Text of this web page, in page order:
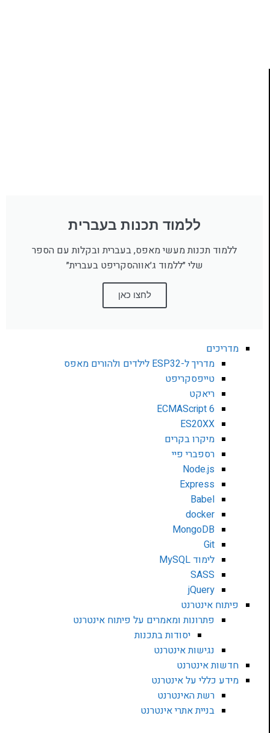
ללמוד תכנות בעברית
ללמוד תכנות מעשי מאפס, בעברית ובקלות עם הספר
שלי ״ללמוד ג׳אווהסקריפט בעברית״
לחצו כאן
מדריכים
מדריך ל-ESP32 לילדים ולהורים מאפס
טייפסקריפט
ריאקט
ECMAScript 6
ES20XX
מיקרו בקרים
רספברי פיי
Node.js
Express
Babel
docker
MongoDB
Git
לימוד MySQL
SASS
jQuery
פיתוח אינטרנט
פתרונות ומאמרים על פיתוח אינטרנט
יסודות בתכנות
נגישות אינטרנט
חדשות אינטרנט
מידע כללי על אינטרנט
רשת האינטרנט
בניית אתרי אינטרנט